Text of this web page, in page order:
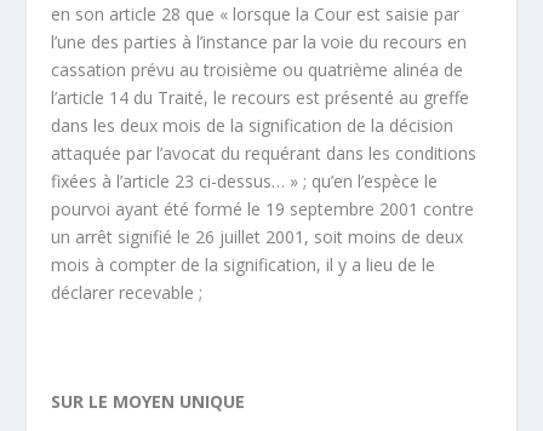
en son article 28 que « lorsque la Cour est saisie par
l’une des parties à l’instance par la voie du recours en
cassation prévu au troisième ou quatrième alinéa de
l’article 14 du Traité, le recours est présenté au greffe
dans les deux mois de la signification de la décision
attaquée par l’avocat du requérant dans les conditions
fixées à l’article 23 ci-dessus… » ; qu’en l’espèce le
pourvoi ayant été formé le 19 septembre 2001 contre
un arrêt signifié le 26 juillet 2001, soit moins de deux
mois à compter de la signification, il y a lieu de le
déclarer recevable ;
SUR LE MOYEN UNIQUE